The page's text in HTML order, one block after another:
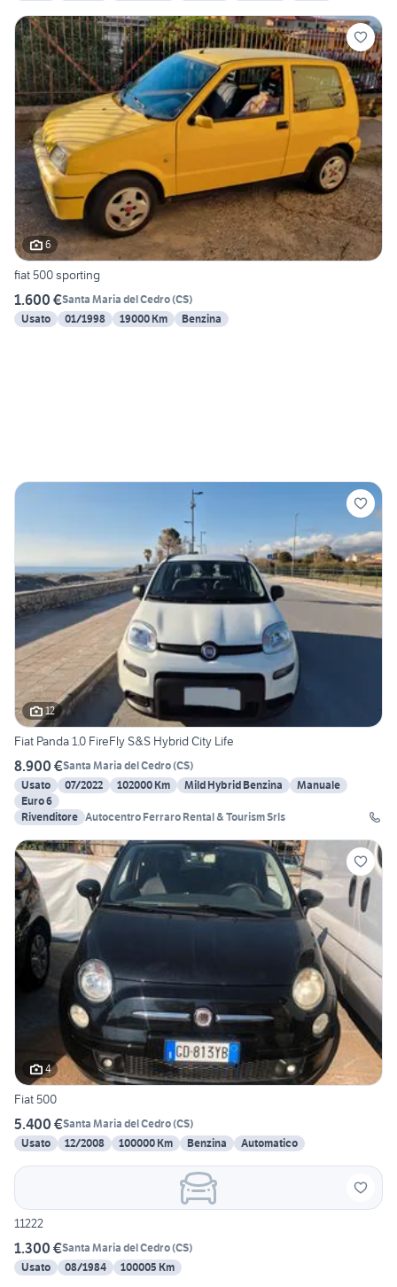
6
fiat 500 sporting
1.600 €Santa Maria del Cedro(CS)
Usato
01/1998 19000 Km Benzina
12
Fiat Panda 1.0 FireFly S&S Hybrid City Life
8.900 €Santa Maria del Cedro(CS)
Usato
07/2022 102000 Km Mild Hybrid Benzina
Manuale
Euro 6
Rivenditore Autocentro Ferraro Rental & Tourism Srls
4
Fiat 500
5.400 €Santa Maria del Cedro(CS)
Usato
12/2008 100000 Km Benzina Automatico
11222
1.300 €Santa Maria del Cedro(CS)
Usato
08/1984 100005 Km